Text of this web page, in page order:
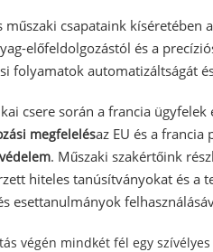
műszaki csapataink
előfeldolgozástól és a
folyamatok automatizáltságát
csere során a francia
megfelelésaz EU és a francia
. Műszaki szakértőink
hiteles tanúsítványokat és a
esettanulmányok
végén mindkét fél egy